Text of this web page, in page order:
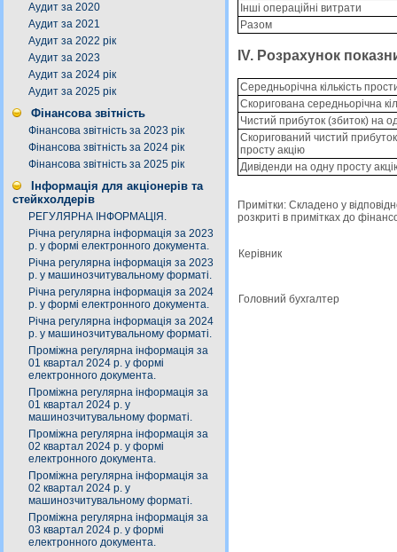
Аудит за 2020
Аудит за 2021
Аудит за 2022 рік
Аудит за 2023
Аудит за 2024 рік
Аудит за 2025 рік
Фінансова звітність
Фінансова звітність за 2023 рік
Фінансова звітність за 2024 рік
Фінансова звітність за 2025 рік
Інформація для акціонерів та
стейкхолдерів
РЕГУЛЯРНА ІНФОРМАЦІЯ.
Річна регулярна інформація за 2023
р. у формі електронного документа.
Річна регулярна інформація за 2023
р. у машинозчитувальному форматі.
Річна регулярна інформація за 2024
р. у формі електронного документа.
Річна регулярна інформація за 2024
р. у машинозчитувальному форматі.
Проміжна регулярна інформація за
01 квартал 2024 р. у формі
електронного документа.
Проміжна регулярна інформація за
01 квартал 2024 р. у
машинозчитувальному форматі.
Проміжна регулярна інформація за
02 квартал 2024 р. у формі
електронного документа.
Проміжна регулярна інформація за
02 квартал 2024 р. у
машинозчитувальному форматі.
Проміжна регулярна інформація за
03 квартал 2024 р. у формі
електронного документа.
Інші операційні витрати
Разом
IV. Розрахунок
Середньорічна кількість
Скоригована середньорічна
Чистий прибуток (збиток) на
Скоригований чистий
просту акцію
Дивіденди на одну просту
Примітки: Складено у
розкритi в примiтках до
Керівник
Головний бухгалтер